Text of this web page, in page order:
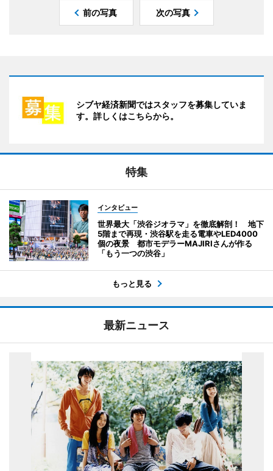
前の写真 次の写真
シブヤ経済新聞ではスタッフを募集していま
す。詳しくはこちらから。
特集
インタビュー
世界最大「渋谷ジオラマ」を徹底解剖！ 地下
5階まで再現・渋谷駅を走る電車やLED4000
個の夜景 都市モデラーMAJIRIさんが作る
「もう一つの渋谷」
もっと見る
最新ニュース